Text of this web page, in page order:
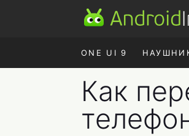
ONE UI 9
Как